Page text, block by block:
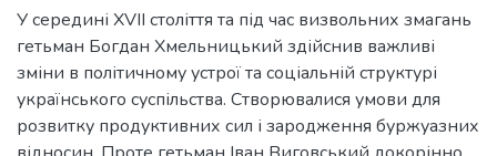
У середині XVII століття та під час визвольних змагань
гетьман Богдан Хмельницький здійснив важливі
зміни в політичному устрої та соціальній структурі
українського суспільства. Створювалися умови для
розвитку продуктивних сил і зародження буржуазних